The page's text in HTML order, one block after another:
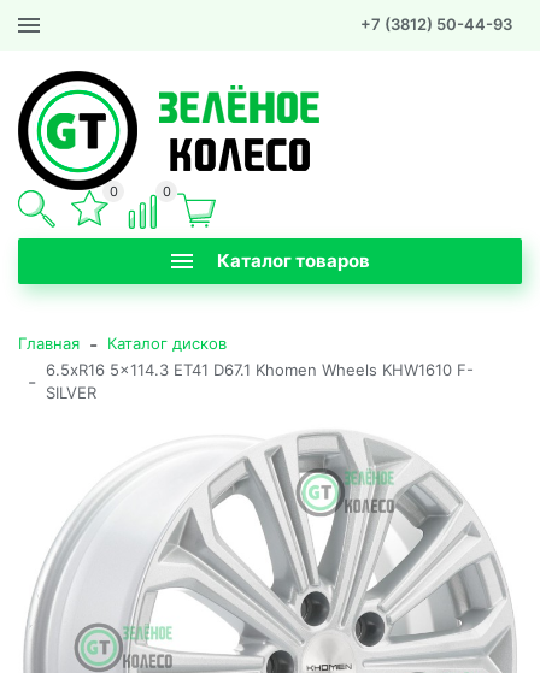
+7 (3812) 50-44-93
Каталог товаров
0 0
Главная - Каталог дисков
-
6.5xR16 5x114.3 ET41 D67.1 Khomen Wheels KHW1610 F-
SILVER